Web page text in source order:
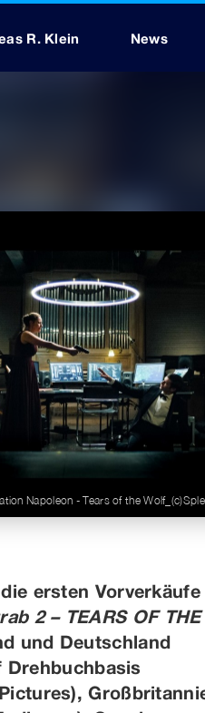
News
R. Klein
Napoleon - Tears of the
ersten Vorverkäufe
2 – TEARS OF THE
und Deutschland
Drehbuchbasis